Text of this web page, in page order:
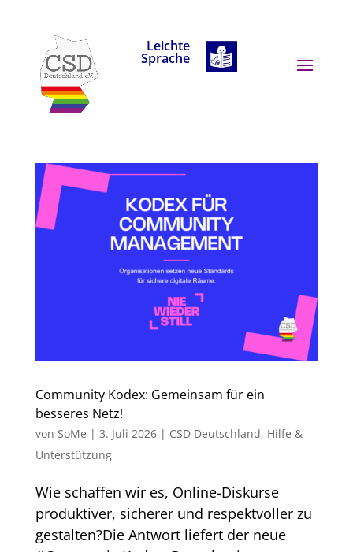
Leichte
Sprache
Community Kodex: Gemeinsam für ein
besseres Netz!
von SoMe | 3. Juli 2026| CSD Deutschland, Hilfe &
Unterstützung
Wie schaffen wir es, Online-Diskurse
produktiver, sicherer und respektvoller zu
gestalten?Die Antwort liefert der neue